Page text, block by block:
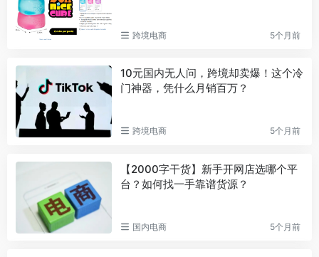
跨境电商 5个月前
10元国内无人问，跨境却卖爆！这个冷
门神器，凭什么月销百万？
跨境电商 5个月前
【2000字干货】新手开网店选哪个平
台？如何找一手靠谱货源？
国内电商 5个月前